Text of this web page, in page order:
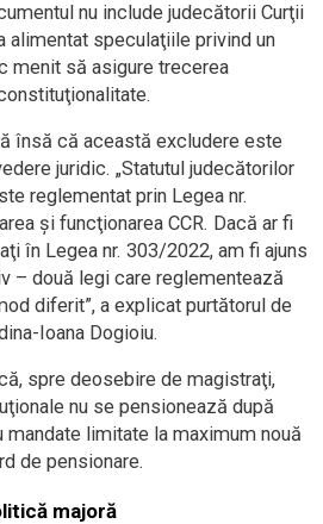
nu include judecătorii Curţii
alimentat speculaţiile privind un
menit să asigure trecerea
însă că această excludere este
juridic. „Statutul judecătorilor
reglementat prin Legea nr.
şi funcţionarea CCR. Dacă ar fi
în Legea nr. 303/2022, am fi ajuns
– două legi care reglementează
diferit”, a explicat purtătorul de
Ioana Dogioiu.
spre deosebire de magistraţi,
nu se pensionează după
limitate la maximum nouă
de pensionare.
majoră